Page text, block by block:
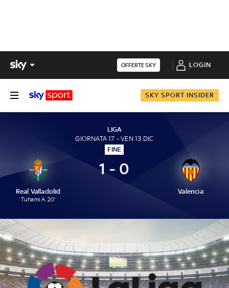
OFFERTE SKY LOGIN
SKY SPORT INSIDER
LIGA
GIORNATA 17 - VEN 13 DIC
FINE
Real Valladolid
Tuhami A. 20'
1 - 0
Valencia